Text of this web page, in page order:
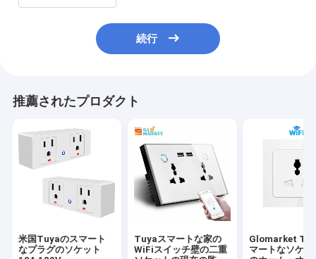
続行
推薦されたプロダクト
米国Tuyaのスマート
なプラグのソケット
Tuyaスマートな家の
WiFiスイッチ壁の二重
Glomarket
マートなソケ